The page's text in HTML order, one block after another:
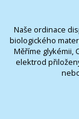
Naše ordinace
biologického
Měříme glykémii,
elektrod